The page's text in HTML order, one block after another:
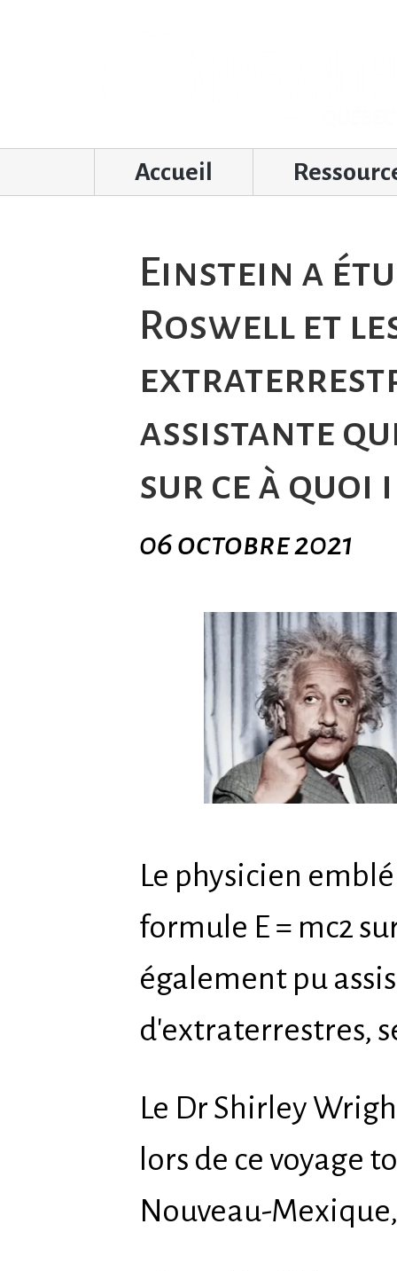
Accueil
Einstein a
Roswell et
assistante
sur ce à quoi
06 octobre 2021
Le physicien
formule E = mc2
également pu
d'extraterrestres,
Le Dr Shirley
lors de ce voyage
Nouveau-